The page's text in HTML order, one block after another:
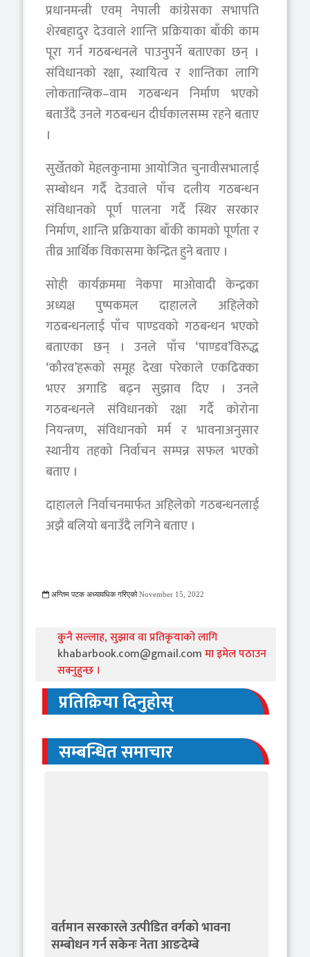
प्रधानमन्त्री एवम् नेपाली कांग्रेसका सभापति
शेरबहादुर देउवाले शान्ति प्रक्रियाका बाँकी काम
पूरा गर्न गठबन्धनले पाउनुपर्ने बताएका छन् ।
संविधानको रक्षा, स्थायित्व र शान्तिका लागि
लोकतान्त्रिक–वाम गठबन्धन निर्माण भएको
बताउँदै उनले गठबन्धन दीर्घकालसम्म रहने बताए
।
सुर्खेतको मेहलकुनामा आयोजित चुनावीसभालाई
सम्बोधन गर्दै देउवाले पाँच दलीय गठबन्धन
संविधानको पूर्ण पालना गर्दै स्थिर सरकार
निर्माण, शान्ति प्रक्रियाका बाँकी कामको पूर्णता र
तीव्र आर्थिक विकासमा केन्द्रित हुने बताए ।
सोही कार्यक्रममा नेकपा माओवादी केन्द्रका
अध्यक्ष पुष्पकमल दाहालले अहिलेको
गठबन्धनलाई पाँच पाण्डवको गठबन्धन भएको
बताएका छन् । उनले पाँच ‘पाण्डव’विरुद्ध
‘कौरव’हरूको समूह देखा परेकाले एकढिक्का
भएर अगाडि बढ्न सुझाव दिए । उनले
गठबन्धनले संविधानको रक्षा गर्दै कोरोना
नियन्त्रण, संविधानको मर्म र भावनाअनुसार
स्थानीय तहको निर्वाचन सम्पन्न सफल भएको
बताए ।
दाहालले निर्वाचनमार्फत अहिलेको गठबन्धनलाई
अझै बलियो बनाउँदै लगिने बताए ।
अन्तिम पटक अध्यावधिक गरिएको November 15, 2022
कुनै सल्लाह, सुझाव वा प्रतिकृयाको लागि
khabarbook.com@gmail.comमा इमेल पठाउन
सक्नुहुन्छ ।
प्रतिक्रिया दिनुहोस्
सम्बन्धित समाचार
वर्तमान सरकारले उत्पीडित वर्गको भावना
सम्बोधन गर्न सकेनः नेता आङदेम्बे